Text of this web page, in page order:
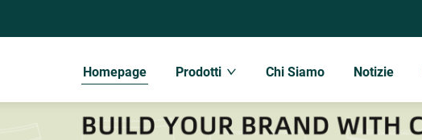
Homepage Prodotti Chi Siamo Notizie